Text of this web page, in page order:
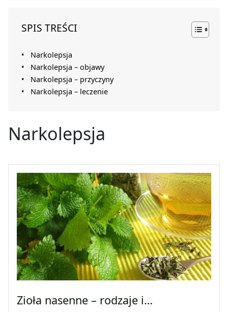
SPIS TREŚCI
Narkolepsja
Narkolepsja – objawy
Narkolepsja – przyczyny
Narkolepsja – leczenie
Narkolepsja
Zioła nasenne – rodzaje i…